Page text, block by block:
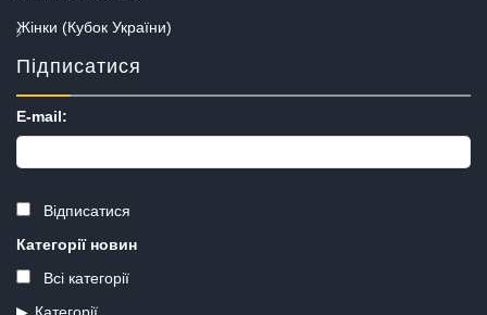
Жінки (Кубок України)
Підписатися
E-mail:
Відписатися
Категорії новин
Всі категорії